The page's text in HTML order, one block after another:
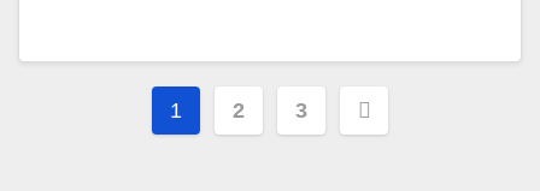
Пагинация
1 2 3